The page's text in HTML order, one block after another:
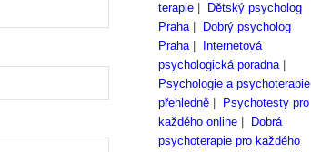
terapie
Dětský psycholog
Praha|
Dobrý psycholog
Praha|
Internetová
psychologická poradna|
Psychologie a psychoterapie
přehledně
Psychotesty pro
každého online
Dobrá
psychoterapie pro každého